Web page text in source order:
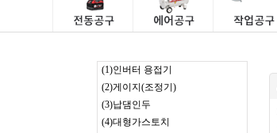
(1)인버터 용접기
(2)게이지(조정기)
(3)납댐인두
(4)대형가스토치